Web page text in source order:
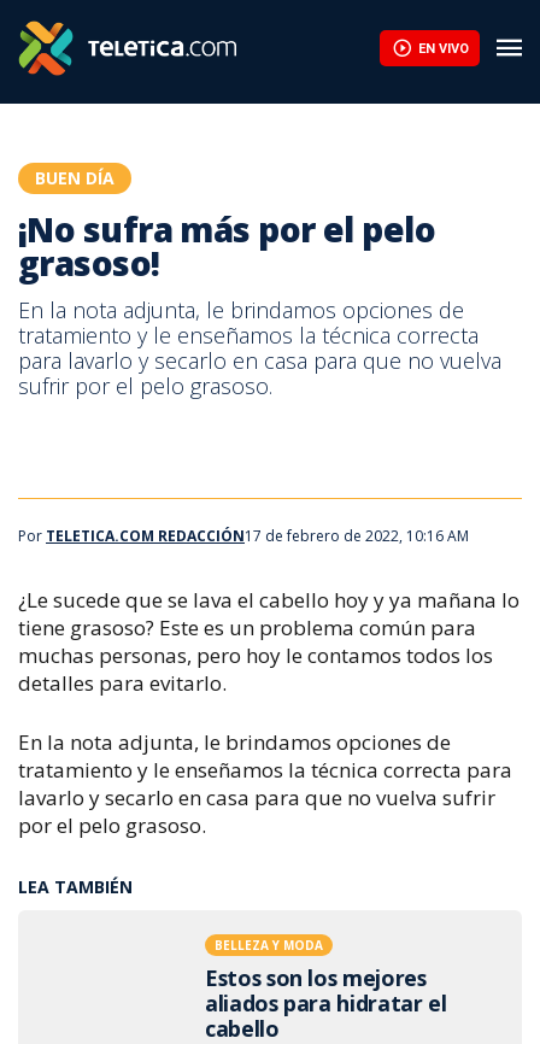
EN VIVO
BUEN DÍA
¡No sufra más por el pelo
grasoso!
En la nota adjunta, le brindamos opciones de
tratamiento y le enseñamos la técnica correcta
para lavarlo y secarlo en casa para que no vuelva
sufrir por el pelo grasoso.
Por TELETICA.COM REDACCIÓN17 de febrero de 2022, 10:16 AM
¿Le sucede que se lava el cabello hoy y ya mañana lo
tiene grasoso?​ Este es un problema común para
muchas personas, pero hoy le contamos todos los
detalles para evitarlo.
En la nota adjunta, le brindamos opciones de
tratamiento y le enseñamos la técnica correcta para
lavarlo y secarlo en casa para que no vuelva sufrir
por el pelo grasoso.
LEA TAMBIÉN
BELLEZA Y MODA
Estos son los mejores
aliados para hidratar el
cabello